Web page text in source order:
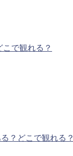
で観れる？
？どこで観れる？